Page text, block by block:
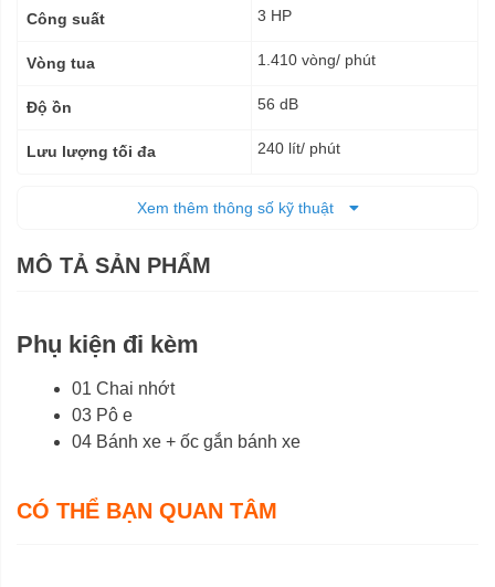
Công suất 3 HP
Vòng tua 1.410 vòng/ phút
Độ ồn 56 dB
Lưu lượng tối đa 240 lít/ phút
Bảo hành
Xem thêm thông số kỹ thuật
MÔ TẢ SẢN PHẨM
Phụ kiện đi kèm
01 Chai nhớt
03 Pô e
04 Bánh xe + ốc gắn bánh xe
CÓ THỂ BẠN QUAN TÂM